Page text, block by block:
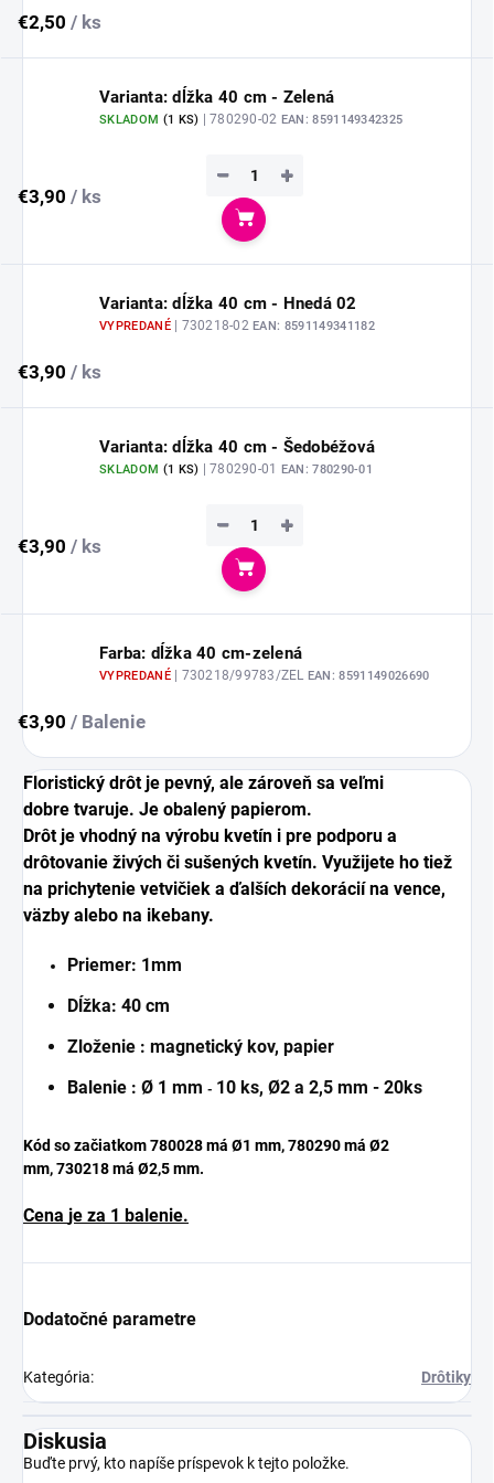
€2,50 / ks
Varianta: dĺžka 40 cm - Zelená
SKLADOM (1 KS) | 780290-02 EAN: 8591149342325
€3,90 / ks
+
−
Do košíka
Varianta: dĺžka 40 cm - Hnedá 02
VYPREDANÉ | 730218-02EAN: 8591149341182
€3,90 / ks
Varianta: dĺžka 40 cm - Šedobéžová
SKLADOM (1 KS) | 780290-01 EAN: 780290-01
€3,90 / ks
+
−
Do košíka
Farba: dĺžka 40 cm-zelená
VYPREDANÉ | 730218/99783/ZEL EAN: 8591149026690
€3,90 / Balenie
Floristický drôt je pevný, ale zároveň sa veľmi
dobre tvaruje. Je obalený papierom.
Drôt je vhodný na výrobu kvetín i pre podporu a
drôtovanie živých či sušených kvetín. Využijete ho tiež
na prichytenie vetvičiek a ďalších dekorácií na vence,
väzby alebo na ikebany.
Priemer: 1mm
Dĺžka: 40 cm
Zloženie : magnetický kov, papier
Balenie : Ø 1 mm - 10 ks, Ø2 a 2,5 mm - 20ks
Kód so začiatkom 780028 má Ø1 mm, 780290 má Ø2
mm,730218 má Ø2,5 mm.
Cena je za 1 balenie.
Dodatočné parametre
Kategória: Drôtiky
Diskusia
Buďte prvý, kto napíše príspevok k tejto položke.